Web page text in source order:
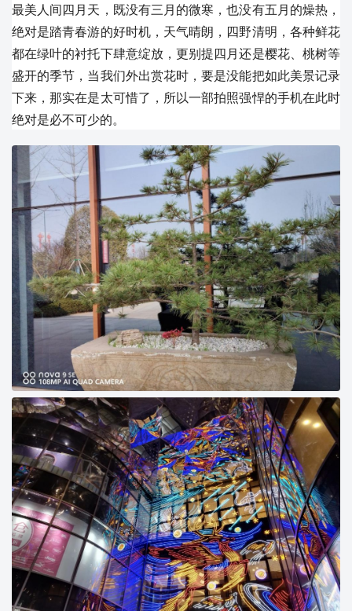
最美人间四月天，既没有三月的微寒，也没有五月的燥热，
绝对是踏青春游的好时机，天气晴朗，四野清明，各种鲜花
都在绿叶的衬托下肆意绽放，更别提四月还是樱花、桃树等
盛开的季节，当我们外出赏花时，要是没能把如此美景记录
下来，那实在是太可惜了，所以一部拍照强悍的手机在此时
绝对是必不可少的。